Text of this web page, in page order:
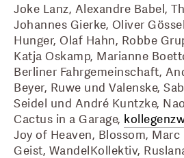
Joke Lanz, Alexandre Babel,
Johannes Gierke, Oliver
Hunger, Olaf Hahn, Robbe
Katja Oskamp, Marianne
Berliner Fahrgemeinschaft,
Beyer, Ruwe und Valenske,
Seidel und André Kuntzke,
Cactus in a Garage,
Joy of Heaven, Blossom, Marc
Geist, WandelKollektiv,